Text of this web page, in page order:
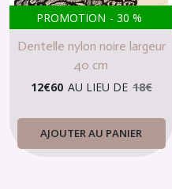
PROMOTION - 30 %
Dentelle nylon noire largeur
40 cm
12€60 AU LIEU DE 18€
AJOUTER AU PANIER